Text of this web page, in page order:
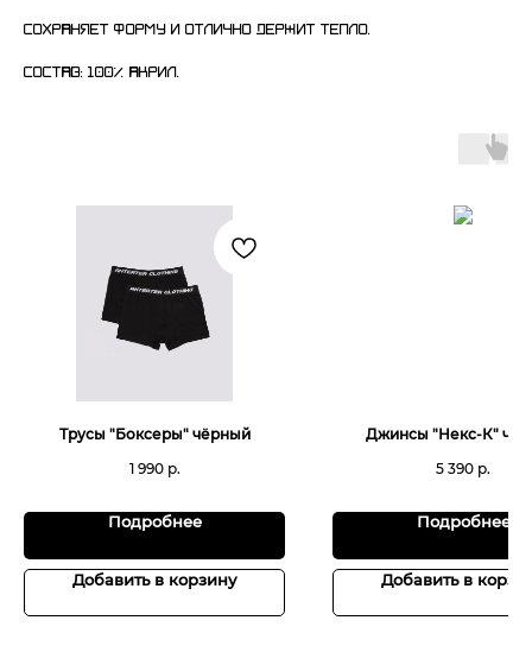
Сохраняет форму и отлично держит тепло.
Состав: 100% акрил.
Трусы "Боксеры" чёрный
1 990 р.
Подробнее
Добавить в корзину
Джинсы "Некс-К"
5 390 р.
Подробнее
Добавить в